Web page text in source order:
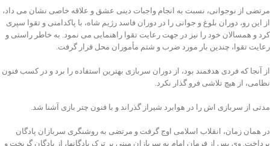
مرتضی از نوجوانی، نسبت به انجام واجبات دینی عشق و علاقه خاصی نشان می داد،
از این رو، دوران بلوغ و جوانی را در دوران فاسد رژیم شاه، با پاکدامنی و تقوا سپری
کرد و همسالان خود را نیز در جهت رعایت تقوا راهنمایی می نمود. به خاطر راستی و
رعایت تقوا، چندین بار مورد ضرب و شتم مأموران محل قرار گرفت.
از آنجا که فردی هدفمند بود، از دوران سربازی بهترین استفاده را برد و در کسب فنون
نظامی، از هیچ تلاشی فرو گذار نکرد.
مدتی از سربازی اش را در هوابرد شیراز گذراند و با فنون چتر بازی آشنا شد.
در همان زمان، انقلاب اسلامی اوج گرفت و مرتضی به روشنگری سربازان پادگان
پرداخت. وی پس از فرمان امام به سربازان مبنی بر ترک پادگانها، از پادگان گریخت و